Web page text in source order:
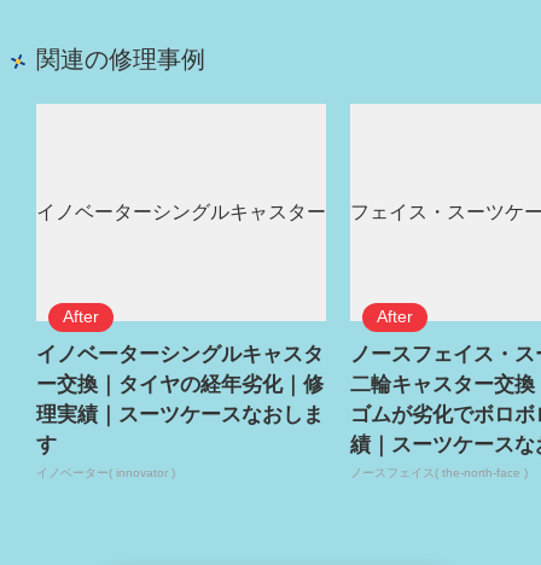
関連の修理事例
イノベーターシングルキャスタ
ー交換｜タイヤの経年劣化｜修
理実績｜スーツケースなおしま
す
イノベーター( innovator )
ノースフェイス・
二輪キャスター交換
ゴムが劣化でボロ
績｜スーツケースな
ノースフェイス( the-north-face )